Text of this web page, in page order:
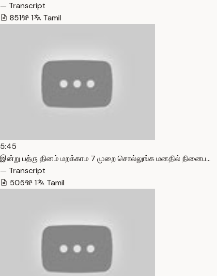
— Transcript
851
1 Tamil
5:45
இன்று பத்ரு தினம் மறக்காம 7 முறை சொல்லுங்க மனதில் நினைப…
— Transcript
505
1 Tamil